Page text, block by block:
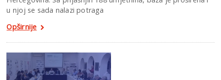
u njoj se sada nalazi potraga
Opširnije